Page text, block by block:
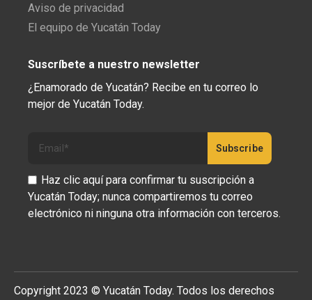
Aviso de privacidad
El equipo de Yucatán Today
Suscríbete a nuestro newsletter
¿Enamorado de Yucatán? Recibe en tu correo lo
mejor de Yucatán Today.
Haz clic aquí para confirmar tu suscripción a
Yucatán Today; nunca compartiremos tu correo
electrónico ni ninguna otra información con terceros.
Copyright 2023 © Yucatán Today. Todos los derechos